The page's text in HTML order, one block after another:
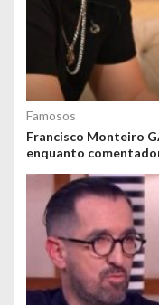
Famosos
Francisco Monteiro
enquanto